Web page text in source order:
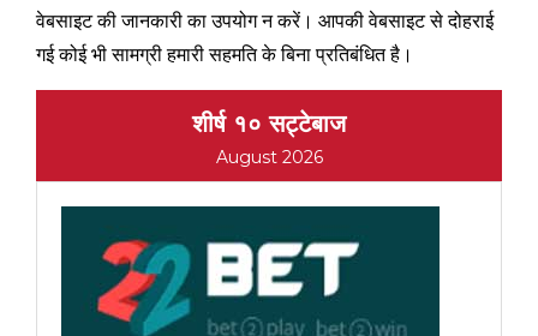
वेबसाइट की जानकारी का उपयोग न करें। आपकी वेबसाइट से दोहराई
गई कोई भी सामग्री हमारी सहमति के बिना प्रतिबंधित है।
शीर्ष १० सट्टेबाज
August 2026